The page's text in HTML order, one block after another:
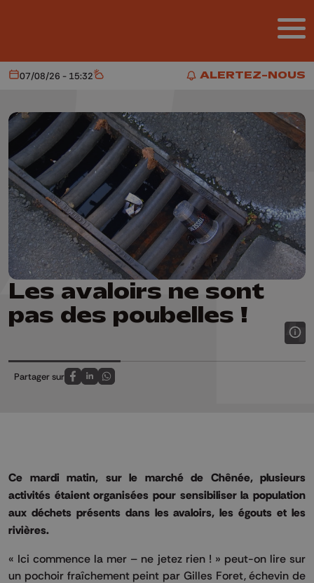
ALERTEZ-NOUS
ALERTEZ-NOUS
Aujourd'hui
07/08/26 - 15:32 Météo
Les avaloirs ne sont
pas des poubelles !
Partager sur
Partagez sur FaceBook
Partagez sur LinkedIn
Partagez sur Whatsapp
Ce mardi matin, sur le marché de Chênée, plusieurs
activités étaient organisées pour sensibiliser la population
aux déchets présents dans les avaloirs, les égouts et les
rivières.
« Ici commence la mer – ne jetez rien ! » peut-on lire sur
un pochoir fraîchement peint par Gilles Foret, échevin de